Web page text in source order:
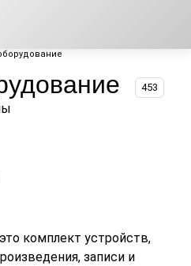
453
комплект устройств,
записи и